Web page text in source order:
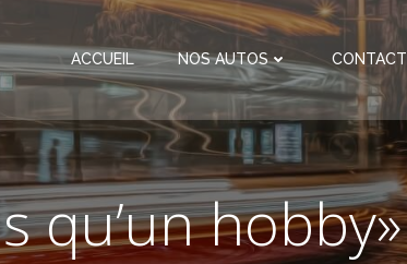
ACCUEIL NOS AUTOS CONTACT
qu’un hobby»